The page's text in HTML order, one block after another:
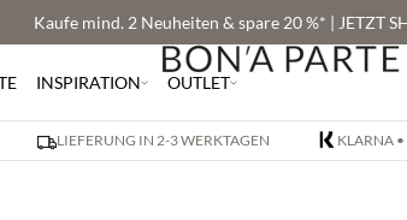
Kaufe mind. 2 Neuheiten & spare 20 %* | JETZT
INSPIRATION OUTLET
LIEFERUNG IN 2-3 WERKTAGEN KLARNA